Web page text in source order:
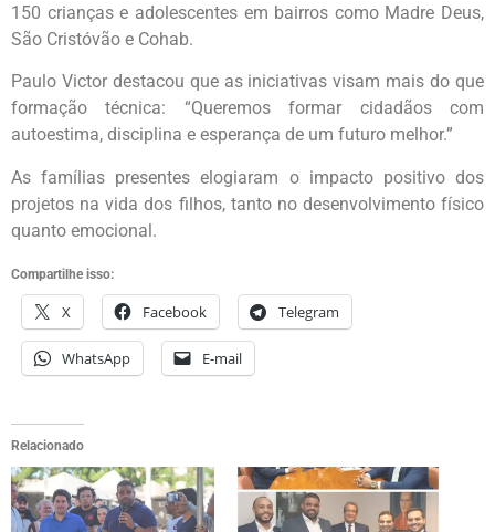
150 crianças e adolescentes em bairros como Madre Deus,
São Cristóvão e Cohab.
Paulo Victor destacou que as iniciativas visam mais do que
formação técnica: “Queremos formar cidadãos com
autoestima, disciplina e esperança de um futuro melhor.”
As famílias presentes elogiaram o impacto positivo dos
projetos na vida dos filhos, tanto no desenvolvimento físico
quanto emocional.
Compartilhe isso:
X Facebook Telegram
WhatsApp E-mail
Relacionado